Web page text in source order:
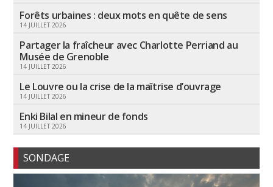
Forêts urbaines : deux mots en quête de sens
14 JUILLET 2026
Partager la fraîcheur avec Charlotte Perriand au
Musée de Grenoble
14 JUILLET 2026
Le Louvre ou la crise de la maîtrise d’ouvrage
14 JUILLET 2026
Enki Bilal en mineur de fonds
14 JUILLET 2026
SONDAGE